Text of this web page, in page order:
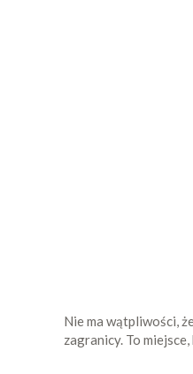
Nie ma wątpliwości,
zagranicy. To